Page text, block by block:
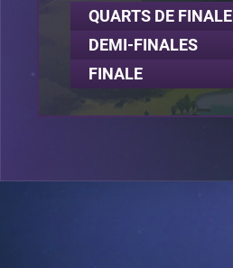
QUARTS DE FINALE
DEMI-FINALES
FINALE